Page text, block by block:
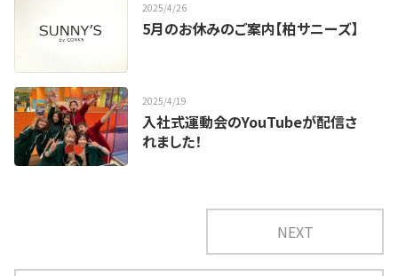
2025/4/26
5月のお休みのご案内【柏サニーズ】
2025/4/19
入社式運動会のYouTubeが配信さ
れました！
NEXT